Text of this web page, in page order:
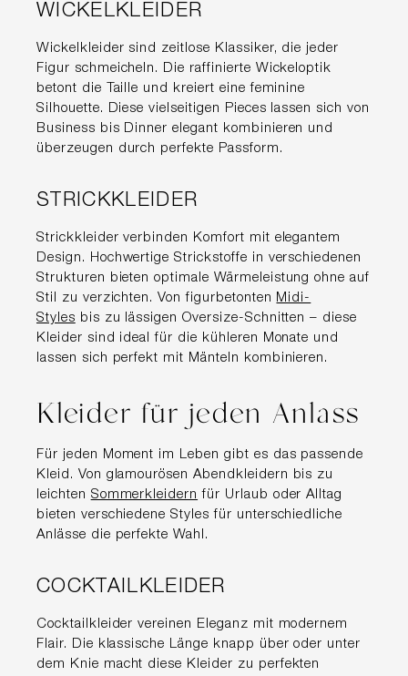
WICKELKLEIDER
Wickelkleider sind zeitlose Klassiker, die jeder
Figur schmeicheln. Die raffinierte Wickeloptik
betont die Taille und kreiert eine feminine
Silhouette. Diese vielseitigen Pieces lassen sich von
Business bis Dinner elegant kombinieren und
überzeugen durch perfekte Passform.
STRICKKLEIDER
Strickkleider verbinden Komfort mit elegantem
Design. Hochwertige Strickstoffe in verschiedenen
Strukturen bieten optimale Wärmeleistung ohne auf
Stil zu verzichten. Von figurbetonten Midi-
Styles bis zu lässigen Oversize-Schnitten – diese
Kleider sind ideal für die kühleren Monate und
lassen sich perfekt mit Mänteln kombinieren.
Kleider für jeden Anlass
Für jeden Moment im Leben gibt es das passende
Kleid. Von glamourösen Abendkleidern bis zu
leichten Sommerkleidern für Urlaub oder Alltag
bieten verschiedene Styles für unterschiedliche
Anlässe die perfekte Wahl.
COCKTAILKLEIDER
Cocktailkleider vereinen Eleganz mit modernem
Flair. Die klassische Länge knapp über oder unter
dem Knie macht diese Kleider zu perfekten